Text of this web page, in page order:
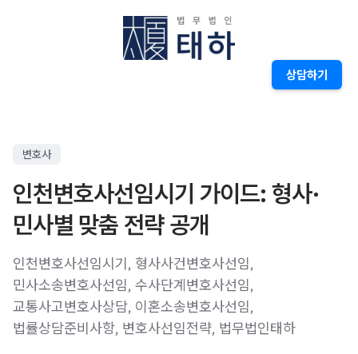
상담하기
변호사
인천변호사선임시기 가이드: 형사·
민사별 맞춤 전략 공개
인천변호사선임시기, 형사사건변호사선임,
민사소송변호사선임, 수사단계변호사선임,
교통사고변호사상담, 이혼소송변호사선임,
법률상담준비사항, 변호사선임전략, 법무법인태하